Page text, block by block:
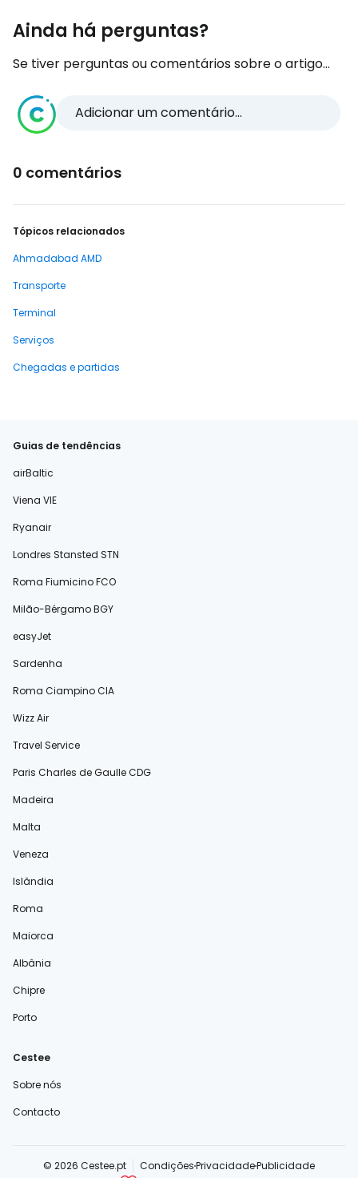
Ainda há perguntas?
Se tiver perguntas ou comentários sobre o artigo...
Adicionar um comentário...
0 comentários
Tópicos relacionados
Ahmadabad AMD
Transporte
Terminal
Serviços
Chegadas e partidas
Guias de tendências
airBaltic
Viena VIE
Ryanair
Londres Stansted STN
Roma Fiumicino FCO
Milão-Bérgamo BGY
easyJet
Sardenha
Roma Ciampino CIA
Wizz Air
Travel Service
Paris Charles de Gaulle CDG
Madeira
Malta
Veneza
Islândia
Roma
Maiorca
Albânia
Chipre
Porto
Cestee
Sobre nós
Contacto
© 2026 Cestee.pt CondiçõesPrivacidadePublicidade